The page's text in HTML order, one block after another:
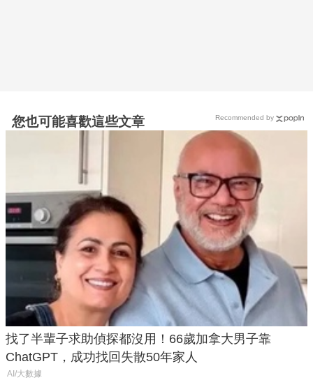
您也可能喜歡這些文章
找了半輩子求助偵探都沒用！66歲加拿大男子靠
ChatGPT，成功找回失散50年家人
AI/大數據
Recommended by